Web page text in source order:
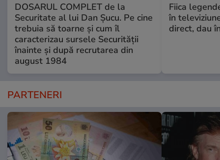
DOSARUL COMPLET de la
Securitate al lui Dan Șucu. Pe cine
trebuia să toarne și cum îl
caracterizau sursele Securității
înainte și după recrutarea din
august 1984
Fiica
în
direct, dau
PARTENERI